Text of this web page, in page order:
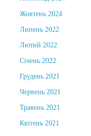
Жовтень 2024
Липень 2022
Лютий 2022
Січень 2022
Грудень 2021
Червень 2021
Травень 2021
Квітень 2021